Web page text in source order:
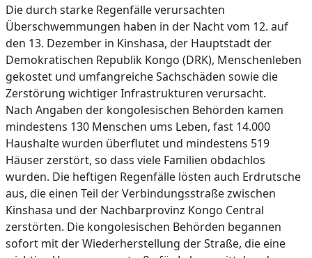
Die durch starke Regenfälle verursachten
Überschwemmungen haben in der Nacht vom 12. auf
den 13. Dezember in Kinshasa, der Hauptstadt der
Demokratischen Republik Kongo (DRK), Menschenleben
gekostet und umfangreiche Sachschäden sowie die
Zerstörung wichtiger Infrastrukturen verursacht.
Nach Angaben der kongolesischen Behörden kamen
mindestens 130 Menschen ums Leben, fast 14.000
Haushalte wurden überflutet und mindestens 519
Häuser zerstört, so dass viele Familien obdachlos
wurden. Die heftigen Regenfälle lösten auch Erdrutsche
aus, die einen Teil der Verbindungsstraße zwischen
Kinshasa und der Nachbarprovinz Kongo Central
zerstörten. Die kongolesischen Behörden begannen
sofort mit der Wiederherstellung der Straße, die eine